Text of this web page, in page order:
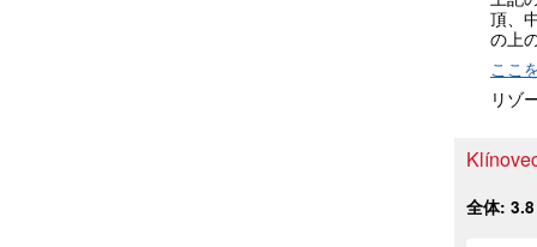
頂、
の上
ここ
リゾ
全体: 3.8